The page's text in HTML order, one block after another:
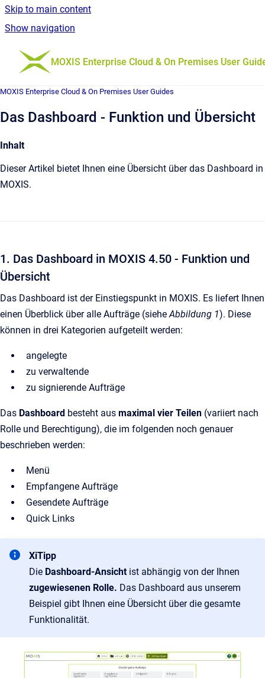
Skip to main content
Show navigation
Go to homepage
MOXIS Enterprise Cloud & On Premises User
MOXIS Enterprise Cloud & On Premises User Guides
Das Dashboard - Funktion und Übersicht
Inhalt
Dieser Artikel bietet Ihnen eine Übersicht über das Dashboard in
MOXIS.
1. Das Dashboard in MOXIS 4.50 - Funktion und
Übersicht
Das Dashboard ist der Einstiegspunkt in MOXIS. Es liefert Ihnen
einen Überblick über alle Aufträge (sieheAbbildung 1). Diese
können in drei Kategorien aufgeteilt werden:
angelegte
zu verwaltende
zu signierende Aufträge
Das Dashboard besteht aus maximal vier Teilen (variiert nach
Rolle und Berechtigung), die im folgenden noch genauer
beschrieben werden:
Menü
Empfangene Aufträge
Gesendete Aufträge
Quick Links
XiTipp
Die Dashboard-Ansicht ist abhängig von der Ihnen
zugewiesenen Rolle. Das Dashboard aus unserem
Beispiel gibt Ihnen eine Übersicht über die gesamte
Funktionalität.